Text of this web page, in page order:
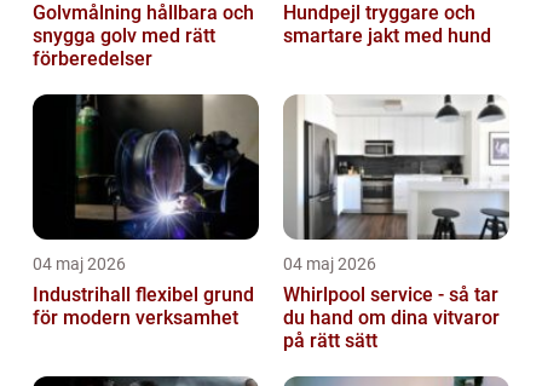
Golvmålning hållbara och
snygga golv med rätt
förberedelser
Hundpejl tryggare och
smartare jakt med hund
04 maj 2026
Industrihall flexibel grund
för modern verksamhet
04 maj 2026
Whirlpool service - så tar
du hand om dina vitvaror
på rätt sätt